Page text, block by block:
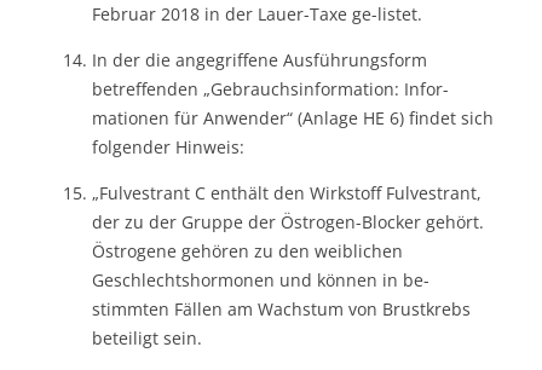
Februar 2018 in der Lauer-Taxe ge-listet.
In der die angegriffene Ausführungsform
betreffenden „Gebrauchsinformation: Infor-
mationen für Anwender“ (Anlage HE 6) findet sich
folgender Hinweis:
„Fulvestrant C enthält den Wirkstoff Fulvestrant,
der zu der Gruppe der Östrogen-Blocker gehört.
Östrogene gehören zu den weiblichen
Geschlechtshormonen und können in be-
stimmten Fällen am Wachstum von Brustkrebs
beteiligt sein.